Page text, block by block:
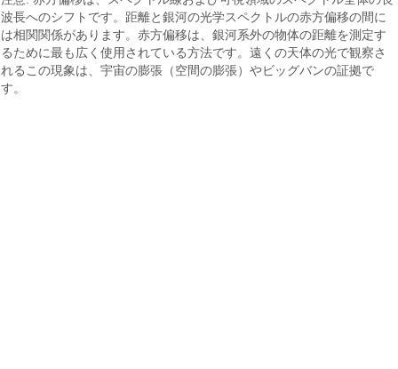
波長へのシフトです。距離と銀河の光学スペクトルの赤方偏移の間に
は相関関係があります。赤方偏移は、銀河系外の物体の距離を測定す
るために最も広く使用されている方法です。遠くの天体の光で観察さ
れるこの現象は、宇宙の膨張（空間の膨張）やビッグバンの証拠で
す。